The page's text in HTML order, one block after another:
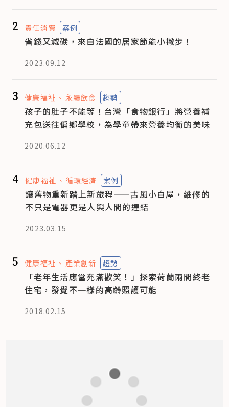
2 責任消費 案例
省錢又減碳，來自法國的居家節能小撇步！
2023.09.12
3 健康福祉 永續飲食 趨勢
孩子的肚子不能等！台灣「食物銀行」將營養補
充包送往偏鄉學校，為學童帶來營養均衡的美味
2020.06.12
4 健康福祉 循環經濟 案例
讓舊物重新踏上新旅程——古風小白屋，維修的
不只是電器更是人與人間的連結
2023.03.15
5 健康福祉 產業創新 趨勢
「老年生活應當充滿歡笑！」探索荷蘭兩間終老
住宅，發覺不一樣的高齡照護可能
2018.02.15